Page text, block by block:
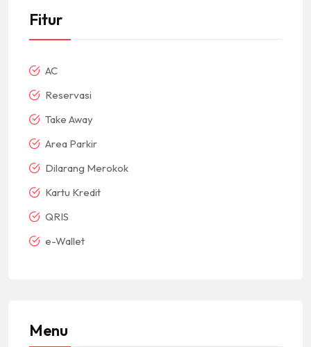
Fitur
AC
Reservasi
Take Away
Area Parkir
Dilarang Merokok
Kartu Kredit
QRIS
e-Wallet
Menu